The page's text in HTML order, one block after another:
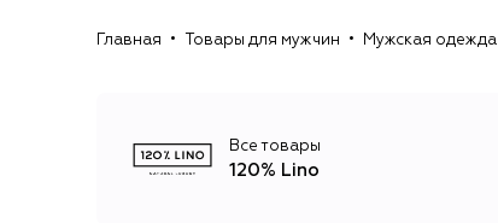
Главная Товары для мужчин Мужская одежда
Все товары
120% Lino